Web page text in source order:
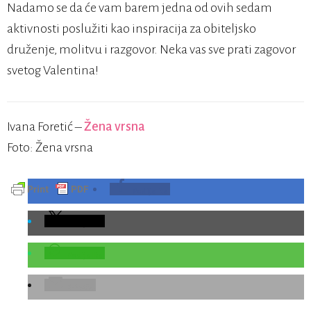
Nadamo se da će vam barem jedna od ovih sedam
aktivnosti poslužiti kao inspiracija za obiteljsko
druženje, molitvu i razgovor. Neka vas sve prati zagovor
svetog Valentina!
Ivana Foretić –Žena vrsna
Foto: Žena vrsna